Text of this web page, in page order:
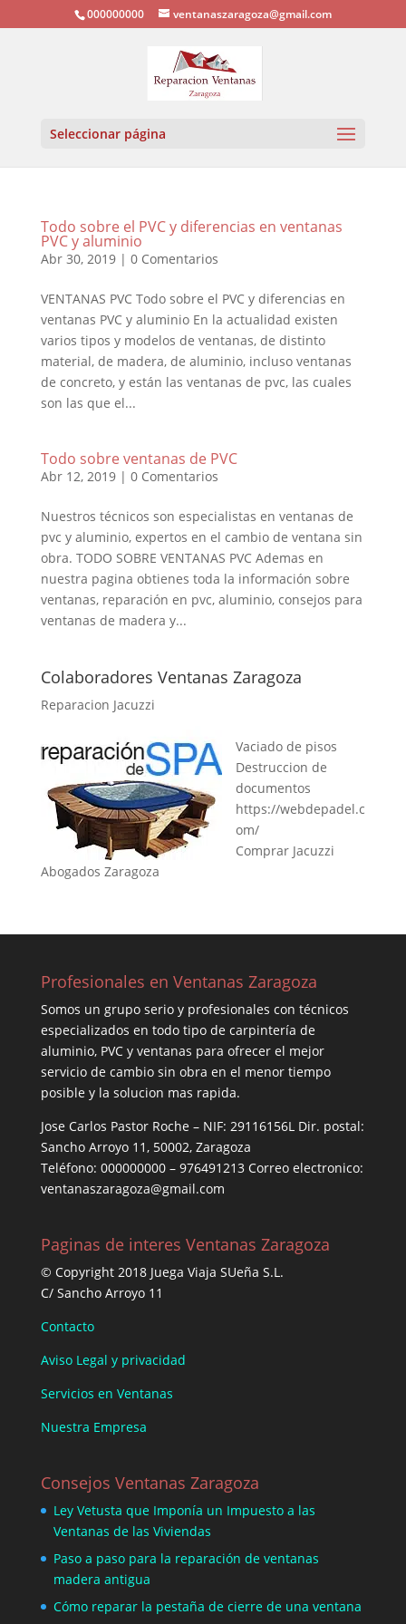
000000000 ventanaszaragoza@gmail.com
Seleccionar página
Todo sobre el PVC y diferencias en ventanas
PVC y aluminio
Abr 30, 2019| 0 Comentarios
VENTANAS PVC Todo sobre el PVC y diferencias en
ventanas PVC y aluminio En la actualidad existen
varios tipos y modelos de ventanas, de distinto
material, de madera, de aluminio, incluso ventanas
de concreto, y están las ventanas de pvc, las cuales
son las que el...
Todo sobre ventanas de PVC
Abr 12, 2019| 0 Comentarios
Nuestros técnicos son especialistas en ventanas de
pvc y aluminio, expertos en el cambio de ventana sin
obra. TODO SOBRE VENTANAS PVC Ademas en
nuestra pagina obtienes toda la información sobre
ventanas, reparación en pvc, aluminio, consejos para
ventanas de madera y...
Colaboradores Ventanas Zaragoza
Reparacion Jacuzzi
Vaciado de pisos
Destruccion de
documentos
https://webdepadel.c
om/
Comprar Jacuzzi
Abogados Zaragoza
Profesionales en Ventanas Zaragoza
Somos un grupo serio y profesionales con técnicos
especializados en todo tipo de carpintería de
aluminio, PVC y ventanas para ofrecer el mejor
servicio de cambio sin obra en el menor tiempo
posible y la solucion mas rapida.
Jose Carlos Pastor Roche – NIF: 29116156L Dir. postal:
Sancho Arroyo 11, 50002, Zaragoza
Teléfono: 000000000 – 976491213 Correo electronico:
ventanaszaragoza@gmail.com
Paginas de interes Ventanas Zaragoza
© Copyright 2018 Juega Viaja SUeña S.L.
C/ Sancho Arroyo 11
Contacto
Aviso Legal y privacidad
Servicios en Ventanas
Nuestra Empresa
Consejos Ventanas Zaragoza
Ley Vetusta que Imponía un Impuesto a las
Ventanas de las Viviendas
Paso a paso para la reparación de ventanas
madera antigua
Cómo reparar la pestaña de cierre de una ventana